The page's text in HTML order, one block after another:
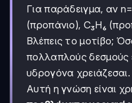
Για παράδειγμα, αν
(προπάνιο), C₃H₆
Βλέπεις το μοτίβο;
πολλαπλούς δεσμούς
υδρογόνα χρειάζεσαι.
Αυτή η γνώση είναι